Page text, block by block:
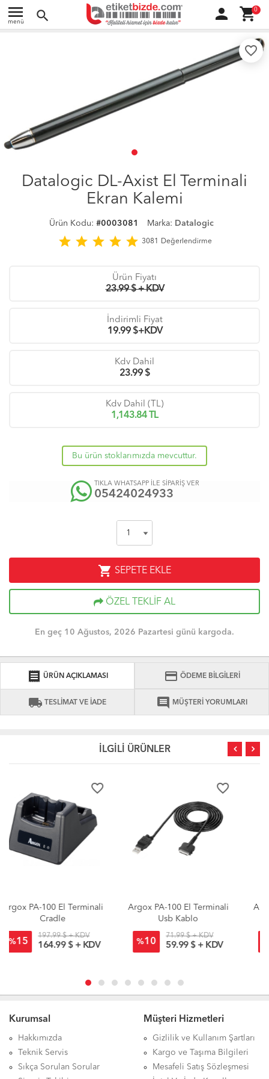
menu
menü search person shopping_cart0
favorite_border
Datalogic DL-Axist El Terminali
Ekran Kalemi
Ürün Kodu: #0003081 Marka: Datalogic
star star star star star 3081 Değerlendirme
Ürün Fiyatı
23.99 $ + KDV
İndirimli Fiyat
19.99$+KDV
Kdv Dahil
23.99$
Kdv Dahil (TL)
1,143.84 TL
Bu ürün stoklarımızda mevcuttur.
TIKLA WHATSAPP İLE SİPARİŞ VER
05424024933
shopping_cart SEPETE EKLE
ÖZEL TEKLİF AL
En geç 10 Ağustos, 2026 Pazartesi günü kargoda.
receipt ÜRÜN AÇIKLAMASI credit_card ÖDEME BİLGİLERİ
local_shipping TESLİMAT VE İADE comment MÜŞTERİ YORUMLARI
İLGİLİ ÜRÜNLER
Argox PA-100 El Terminali
Usb Kablo
% 10
71.99 $ + KDV
59.99 $ + KDV
Argox PA-100 El Terminali
RS232 Kablo
%10
77.99 $ + KDV
64.99 $ + KDV
Kurumsal
Hakkımızda
Teknik Servis
Sıkça Sorulan Sorular
Müşteri Hizmetleri
Gizlilik ve Kullanım Şartları
Kargo ve Taşıma Bilgileri
Mesafeli Satış Sözleşmesi